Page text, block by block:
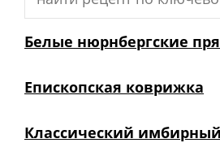
Белые нюрнбергские
Епископская коврижка
Классический